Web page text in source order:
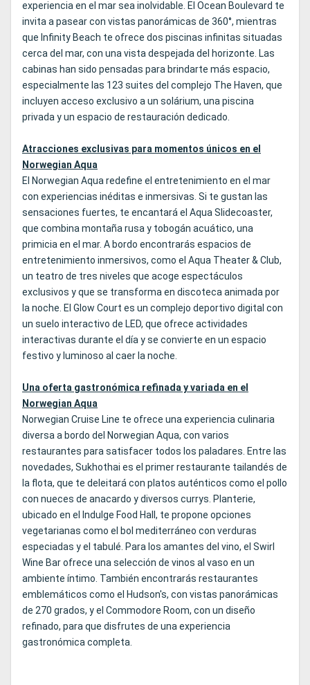
experiencia en el mar sea inolvidable. El Ocean Boulevard te
invita a pasear con vistas panorámicas de 360°, mientras
que Infinity Beach te ofrece dos piscinas infinitas situadas
cerca del mar, con una vista despejada del horizonte. Las
cabinas han sido pensadas para brindarte más espacio,
especialmente las 123 suites del complejo The Haven, que
incluyen acceso exclusivo a un solárium, una piscina
privada y un espacio de restauración dedicado.
Atracciones exclusivas para momentos únicos en el
Norwegian Aqua
El Norwegian Aqua redefine el entretenimiento en el mar
con experiencias inéditas e inmersivas. Si te gustan las
sensaciones fuertes, te encantará el Aqua Slidecoaster,
que combina montaña rusa y tobogán acuático, una
primicia en el mar. A bordo encontrarás espacios de
entretenimiento inmersivos, como el Aqua Theater & Club,
un teatro de tres niveles que acoge espectáculos
exclusivos y que se transforma en discoteca animada por
la noche. El Glow Court es un complejo deportivo digital con
un suelo interactivo de LED, que ofrece actividades
interactivas durante el día y se convierte en un espacio
festivo y luminoso al caer la noche.
Una oferta gastronómica refinada y variada en el
Norwegian Aqua
Norwegian Cruise Line te ofrece una experiencia culinaria
diversa a bordo del Norwegian Aqua, con varios
restaurantes para satisfacer todos los paladares. Entre las
novedades, Sukhothai es el primer restaurante tailandés de
la flota, que te deleitará con platos auténticos como el pollo
con nueces de anacardo y diversos currys. Planterie,
ubicado en el Indulge Food Hall, te propone opciones
vegetarianas como el bol mediterráneo con verduras
especiadas y el tabulé. Para los amantes del vino, el Swirl
Wine Bar ofrece una selección de vinos al vaso en un
ambiente íntimo. También encontrarás restaurantes
emblemáticos como el Hudson's, con vistas panorámicas
de 270 grados, y el Commodore Room, con un diseño
refinado, para que disfrutes de una experiencia
gastronómica completa.